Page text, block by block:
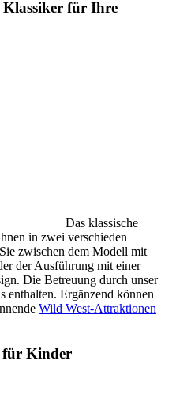
für Ihre
Das klassische
in zwei verschieden
zwischen dem Modell mit
der Ausführung mit einer
Die Betreuung durch unser
enthalten. Ergänzend können
Wild West-Attraktionen
für Kinder